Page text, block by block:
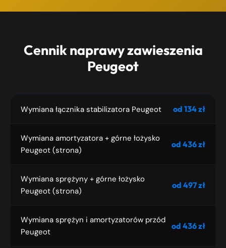
Cennik naprawy zawieszenia
Peugeot
Wymiana łącznika stabilizatora Peugeot od 134 zł
Wymiana amortyzatora + górne łożysko
Peugeot (strona)
od 436 zł
Wymiana sprężyny + górne łożysko
Peugeot (strona)
od 497 zł
Wymiana sprężyn i amortyzatorów przód
Peugeot
od 436 zł